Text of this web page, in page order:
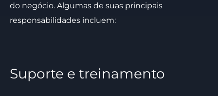
do negócio. Algumas de suas principais
responsabilidades incluem:
Suporte e treinamento